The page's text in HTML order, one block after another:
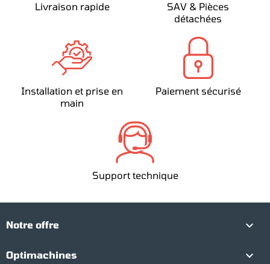
Livraison rapide
SAV & Pièces
détachées
Installation et prise en
main
Paiement sécurisé
Support technique
Notre offre 
Optimachines 